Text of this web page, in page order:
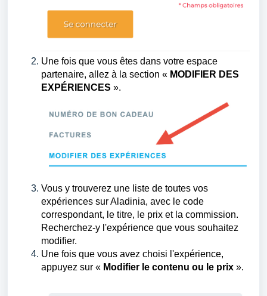
Une fois que vous êtes dans votre espace
partenaire, allez à la section « MODIFIER DES
EXPÉRIENCES ».
Vous y trouverez une liste de toutes vos
expériences sur Aladinia, avec le code
correspondant, le titre, le prix et la commission.
Recherchez-y l'expérience que vous souhaitez
modifier.
Une fois que vous avez choisi l'expérience,
appuyez sur « Modifier le contenu ou le prix ».